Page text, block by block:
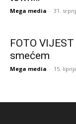
Mega media - 31.
FOTO
smećem
Mega media - 15.